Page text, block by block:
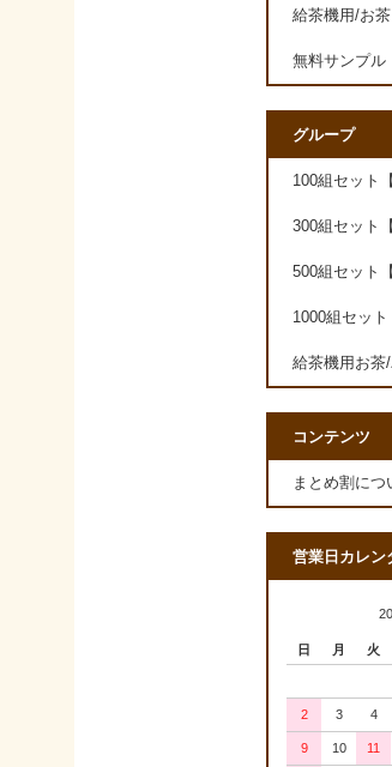
給茶機用/お
無料サンプル
グループ
100組セット
300組セット
500組セット
1000組セット
給茶機用お茶
コンテンツ
まとめ割につ
営業日カレン
日 月 火
2 3 4
9 10 11